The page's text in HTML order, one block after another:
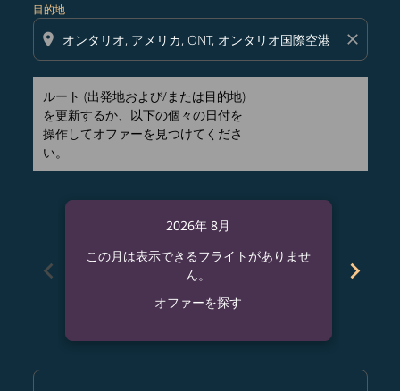
目的地
location_on close
ルート (出発地および/または目的地)
を更新するか、以下の個々の日付を
操作してオファーを見つけてくださ
い。
chevron_left
2026年 8月
この月は表示できるフライトがありませ
ん。
オファーを探す
chevron_right